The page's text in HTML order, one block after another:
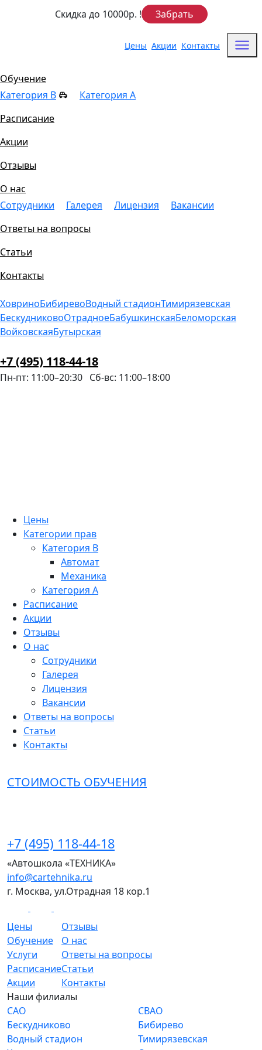
Обучение
Категория B
Категория A
Расписание
Акции
Отзывы
О нас
Сотрудники
Галерея Лицензия
Вакансии
Ответы на вопросы
Статьи
Контакты
ХовриноБибиревоВодный стадионТимирязевская
БескудниковоОтрадноеБабушкинскаяБеломорская
ВойковскаяБутырская
+7 (495) 118-44-18
Пн-пт: 11:00–20:30 Сб-вс: 11:00–18:00
Цены
Категории прав
Категория B
Автомат
Механика
Категория A
Расписание
Акции
Отзывы
О нас
Сотрудники
Галерея
Лицензия
Вакансии
Ответы на вопросы
Статьи
Контакты
Скидка до 10000р. ! Забрать
Цены Акции Контакты
СТОИМОСТЬ ОБУЧЕНИЯ
+7 (495) 118-44-18
«Автошкола «ТЕХНИКА»
info@cartehnika.ru
г. Москва, ул.Отрадная 18 кор.1
Цены
Обучение
Услуги
Расписание
Акции
Отзывы
О нас
Ответы на вопросы
Статьи
Контакты
Наши филиалы
САО
Бескудниково
Водный стадион
СВАО
Бибирево
Тимирязевская